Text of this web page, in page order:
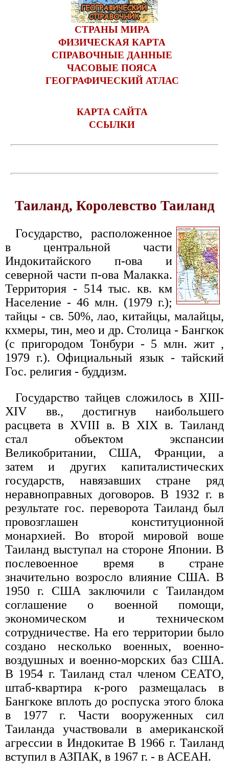
СТРАНЫ МИРА
ФИЗИЧЕСКАЯ КАРТА
СПРАВОЧНЫЕ ДАННЫЕ
ЧАСОВЫЕ ПОЯСА
ГЕОГРАФИЧЕСКИЙ АТЛАС
КАРТА САЙТА
ССЫЛКИ
Таиланд, Королевство Таиланд
Государство, расположенное
в центральной части
Индокитайского п-ова и
северной части п-ова Малакка.
Территория - 514 тыс. кв. км
Население - 46 млн. (1979 г.);
тайцы - св. 50%, лао, китайцы, малайцы,
кхмеры, тин, мео и др. Столица - Бангкок
(с пригородом Тонбури - 5 млн. жит ,
1979 г.). Официальный язык - тайский
Гос. религия - буддизм.
Государство тайцев сложилось в XIII-
XIV вв., достигнув наибольшего
расцвета в XVIII в. В XIX в. Таиланд
стал объектом экспансии
Великобритании, США, Франции, а
затем и других капиталистических
государств, навязавших стране ряд
неравноправных договоров. В 1932 г. в
результате гос. переворота Таиланд был
провозглашен конституционной
монархией. Во второй мировой воше
Таиланд выступал на стороне Японии. В
послевоенное время в стране
значительно возросло влияние США. В
1950 г. США заключили с Таиландом
соглашение о военной помощи,
экономическом и техническом
сотрудничестве. На его территории было
создано несколько военных, военно-
воздушных и военно-морских баз США.
В 1954 г. Таиланд стал членом СЕАТО,
штаб-квартира к-рого размещалась в
Бангкоке вплоть до роспуска этого блока
в 1977 г. Части вооруженных сил
Таиланда участвовали в американской
агрессии в Индокитае В 1966 г. Таиланд
вступил в АЗПАК, в 1967 г. - в АСЕАН.